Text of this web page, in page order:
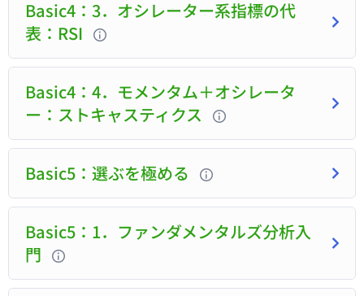
Basic4：3．オシレーター系指標の代
表：RSI
Basic4：4．モメンタム＋オシレータ
ー：ストキャスティクス
Basic5：選ぶを極める
Basic5：1．ファンダメンタルズ分析入
門